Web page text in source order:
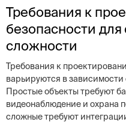
Требования к
безопасности
сложности
Требования к
варьируются в зависимости
Простые объекты требуют
видеонаблюдение и охрана
сложные требуют